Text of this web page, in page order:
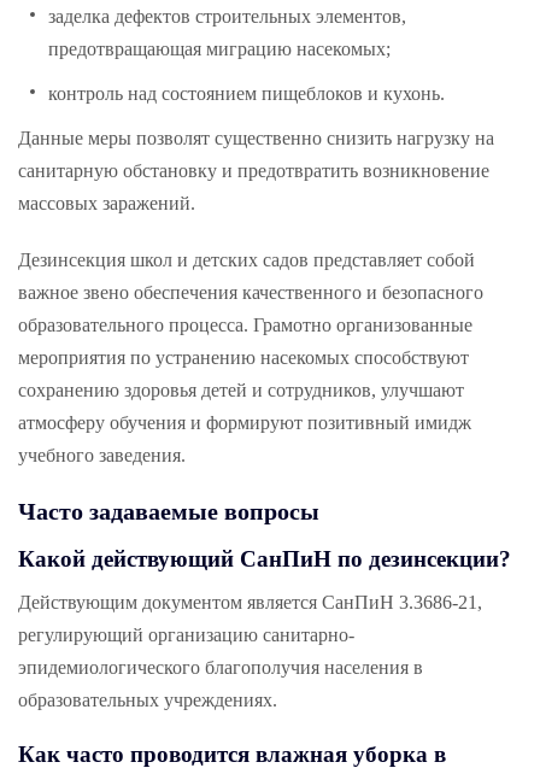
заделка дефектов строительных элементов,
предотвращающая миграцию насекомых;
контроль над состоянием пищеблоков и кухонь.
Данные меры позволят существенно снизить нагрузку на
санитарную обстановку и предотвратить возникновение
массовых заражений.
Дезинсекция школ и детских садов представляет собой
важное звено обеспечения качественного и безопасного
образовательного процесса. Грамотно организованные
мероприятия по устранению насекомых способствуют
сохранению здоровья детей и сотрудников, улучшают
атмосферу обучения и формируют позитивный имидж
учебного заведения.
Часто задаваемые вопросы
Какой действующий СанПиН по дезинсекции?
Действующим документом является СанПиН 3.3686-21,
регулирующий организацию санитарно-
эпидемиологического благополучия населения в
образовательных учреждениях.
Как часто проводится влажная уборка в